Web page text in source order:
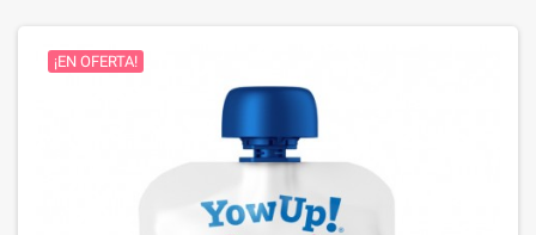
¡EN OFERTA!